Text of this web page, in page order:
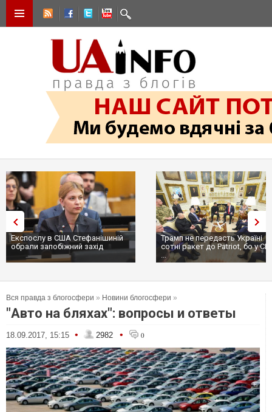
Трамп не передасть Україні
сотні ракет до Patriot, бо у США
Вибух у ресторані в Москві:
ціллю був головком ВКС
пр...
Вся правда з блогосфери » Новини блогосфери »
"Авто на бляхах": вопросы и ответы
18.09.2017, 15:15 • 2982 • 0